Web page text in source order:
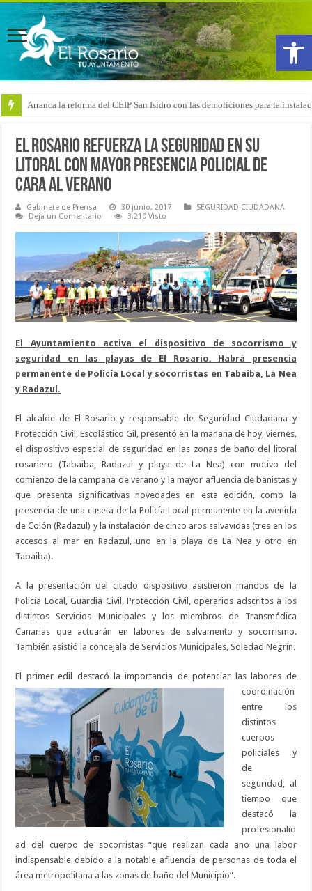
Abrir
Arranca la reforma del CEIP San Isidro con las demoliciones para la
El Rosario refuerza la seguridad en su
litoral con mayor presencia policial de
cara al verano
Gabinete de Prensa 30 junio, 2017
SEGURIDAD CIUDADANA
Deja un Comentario
3,210 Visto
El Ayuntamiento activa el dispositivo de socorrismo y
seguridad en las playas de El Rosario. Habrá presencia
permanente de Policía Local y socorristas en Tabaiba, La Nea
y Radazul.
El alcalde de El Rosario y responsable de Seguridad Ciudadana y
Protección Civil, Escolástico Gil, presentó en la mañana de hoy, viernes,
el dispositivo especial de seguridad en las zonas de baño del litoral
rosariero (Tabaiba, Radazul y playa de La Nea) con motivo del
comienzo de la campaña de verano y la mayor afluencia de bañistas y
que presenta significativas novedades en esta edición, como la
presencia de una caseta de la Policía Local permanente en la avenida
de Colón (Radazul) y la instalación de cinco aros salvavidas (tres en los
accesos al mar en Radazul, uno en la playa de La Nea y otro en
Tabaiba).
A la presentación del citado dispositivo asistieron mandos de la
Policía Local, Guardia Civil, Protección Civil, operarios adscritos a los
distintos Servicios Municipales y los miembros de Transmédica
Canarias que actuarán en labores de salvamento y socorrismo.
También asistió la concejala de Servicios Municipales, Soledad Negrín.
El primer edil destacó la importancia de potenciar las labores de
coordinación
entre los
distintos
cuerpos
policiales y
de
seguridad, al
tiempo que
destacó la
profesionalid
ad del cuerpo de socorristas “que realizan cada año una labor
indispensable debido a la notable afluencia de personas de toda el
área metropolitana a las zonas de baño del Municipio”.